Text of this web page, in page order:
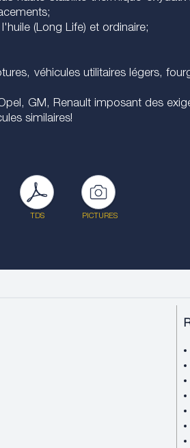
(Long Life) et ordinaire;
véhicules utilitaires légers,
GM, Renault imposant des
similaires!
TDS PICTURES